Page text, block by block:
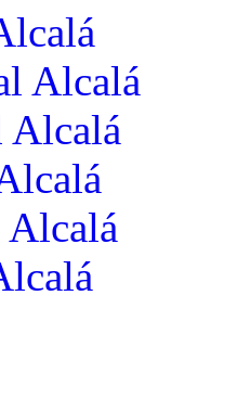
Alcalá
Alcalá
Alcalá